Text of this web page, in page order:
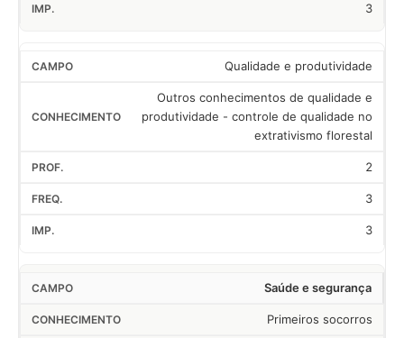
3
Qualidade e produtividade
Outros conhecimentos de qualidade e
produtividade - controle de qualidade no
extrativismo florestal
2
3
3
Saúde e segurança
Primeiros socorros